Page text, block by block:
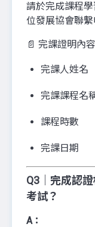
請於完成課程
位發展協會聯繫
📄 完課證明內
完課人姓名
完課課程名
課程時數
完課日期
Q3｜完成認
考試？
A：